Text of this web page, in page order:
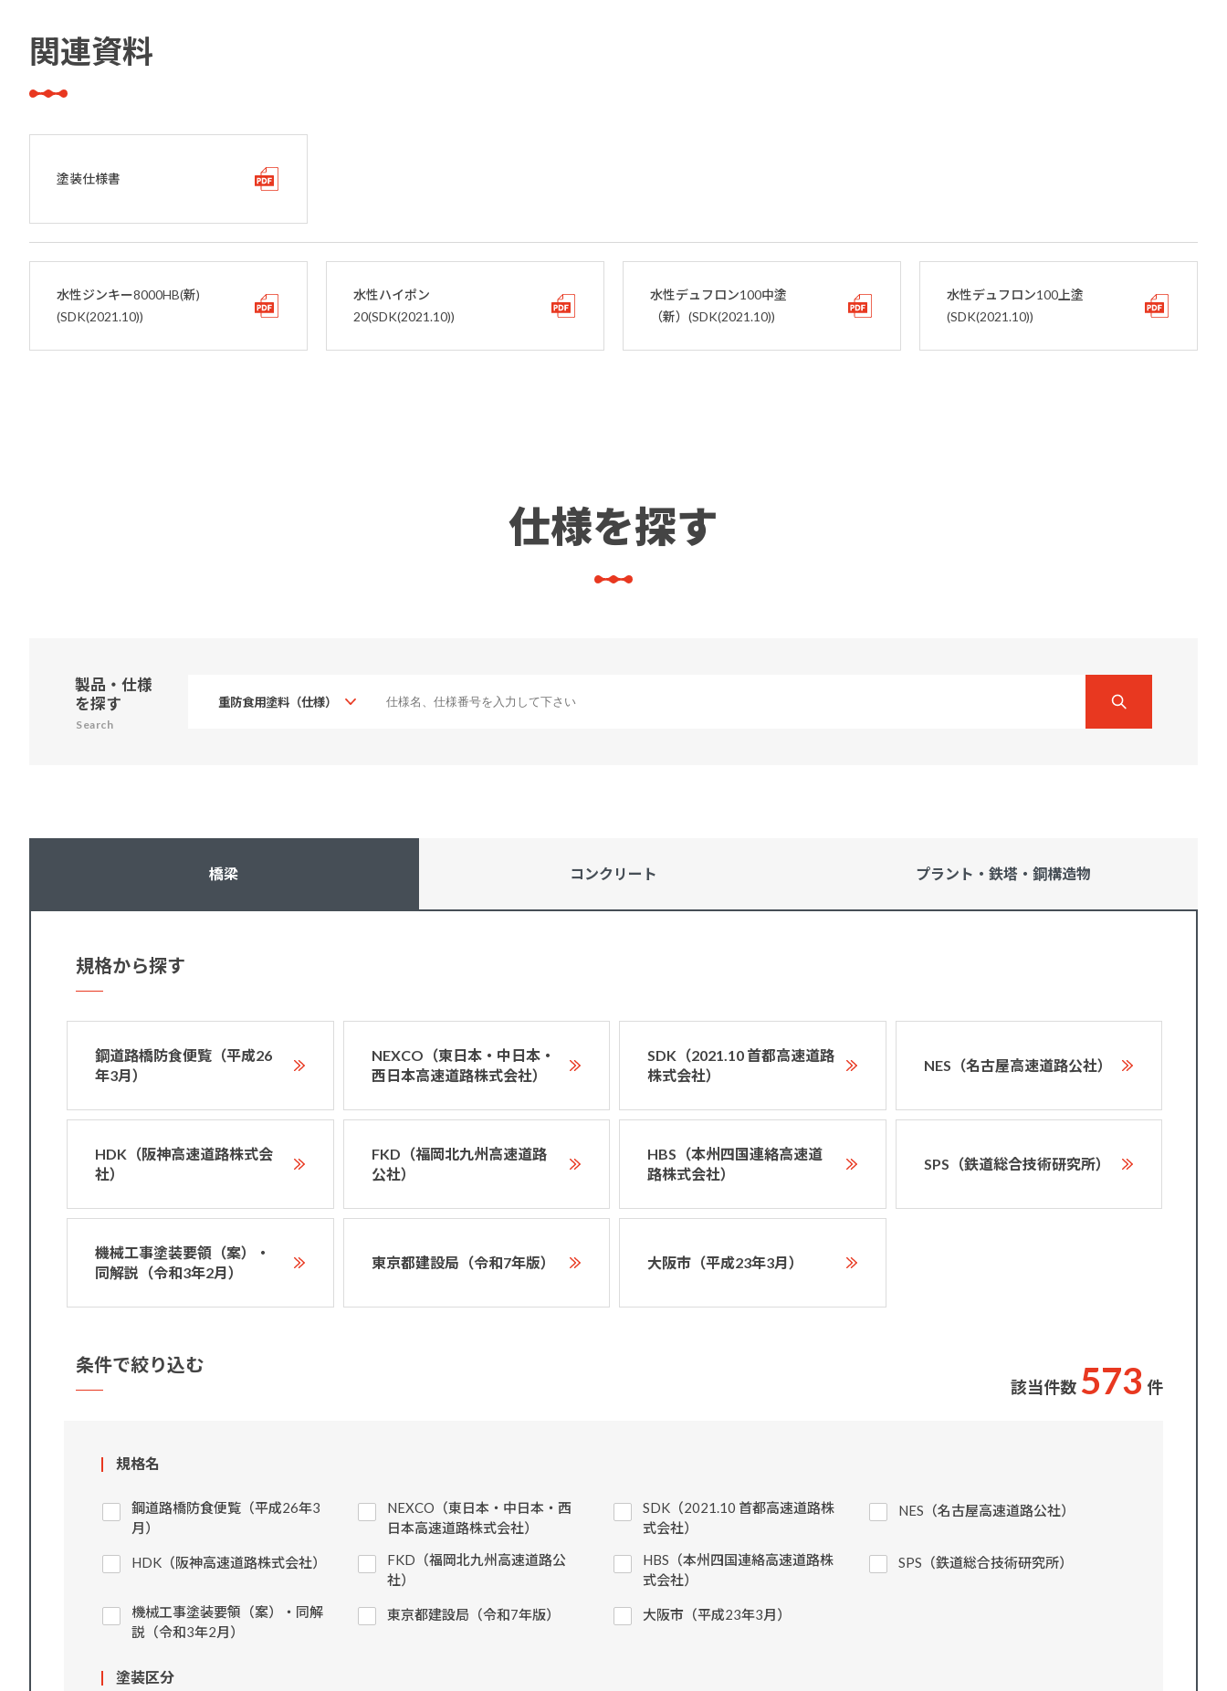
関連資料
塗装仕様書
水性ジンキー8000HB(新)
(SDK(2021.10))
水性ハイポン
20(SDK(2021.10))
水性デュフロン100中塗
（新）(SDK(2021.10))
水性デュフロン100上塗
(SDK(2021.10))
仕様を探す
製品・仕様
を探す
Search
橋梁 コンクリート プラント・鉄塔・ 鋼構造物
規格から探す
鋼道路橋防食便覧（平成26
年3月）
NEXCO（東日本・中日本・
西日本高速道路株式会社）
SDK（2021.10 首都高速道路
株式会社）
NES（名古屋高速道路公社）
HDK（阪神高速道路株式会
社）
FKD（福岡北九州高速道路
公社）
HBS（本州四国連絡高速道
路株式会社）
SPS（鉄道総合技術研究所）
機械工事塗装要領（案）・
同解説（令和3年2月）
東京都建設局（令和7年版） 大阪市（平成23年3月）
条件で絞り込む
該当件数 573 件
規格名
鋼道路橋防食便覧（平成26年3
月）
NEXCO（東日本・中日本・西
日本高速道路株式会社）
SDK（2021.10 首都高速道路株
式会社）
NES（名古屋高速道路公社）
HDK（阪神高速道路株式会社）
FKD（福岡北九州高速道路公
社）
HBS（本州四国連絡高速道路株
式会社）
SPS（鉄道総合技術研究所）
機械工事塗装要領（案）・同解
説（令和3年2月）
東京都建設局（令和7年版） 大阪市（平成23年3月）
塗装区分